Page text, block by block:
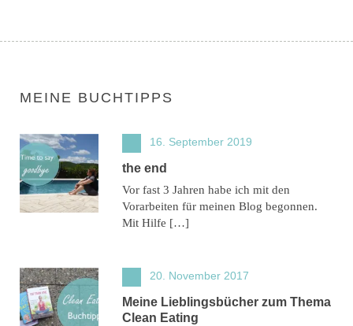
MEINE BUCHTIPPS
16. September 2019
the end
Vor fast 3 Jahren habe ich mit den
Vorarbeiten für meinen Blog begonnen.
Mit Hilfe […]
20. November 2017
Meine Lieblingsbücher zum Thema
Clean Eating